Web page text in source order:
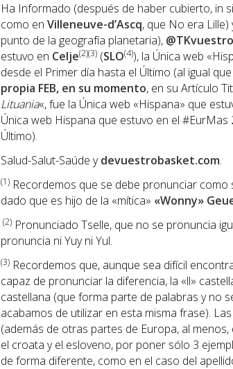
Ha Informado (después de haber cubierto, in
como en Villeneuve-d’Ascq, que No era
punto de la geografía planetaria),
estuvo en Celje(2)(3) (SLO(4)), la Única web
desde el Primer día hasta el Último (al igual
propia FEB, en su momento, en su Artículo
Lituania«, fue la Única web «Hispana» que
Única web Hispana que estuvo en el
Último).
Salud-Salut-Saúde ydevuestrobasket.com.
(1) Recordemos que se debe pronunciar como
dado que es hijo de la «mítica» «Wonny»
(2) Pronunciado Tselle, que no se pronuncia
pronuncia ni Yuy ni Yul.
(3) Recordemos que, aunque sea difícil
capaz de pronunciar la diferencia, la «ll»
castellana (que forma parte de palabras y no
acabamos de utilizar en esta misma frase).
(además de otras partes de Europa, al
el croata y el esloveno, por poner sólo 3
de forma diferente, como en el caso del